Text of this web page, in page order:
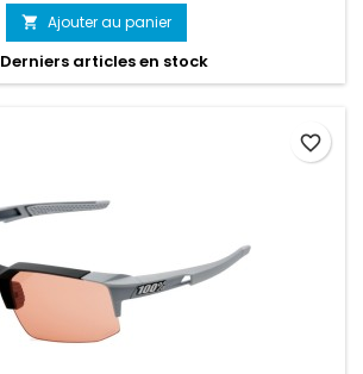
 Ajouter au panier
Derniers articles en stock
favorite_border